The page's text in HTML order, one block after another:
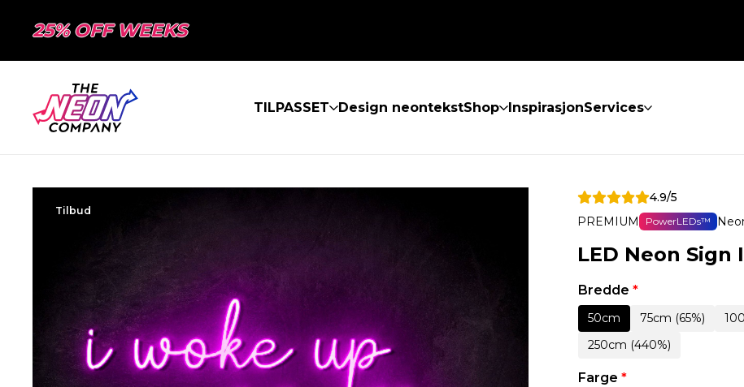
25% OFF WEEKS
TILPASSET Design neontekstShop InspirasjonServices
Tilbud
4.9/5
PREMIUM
PowerLEDs™
LED Neon Sign
Bredde *
50cm 75cm (65%)
250cm (440%)
Farge *